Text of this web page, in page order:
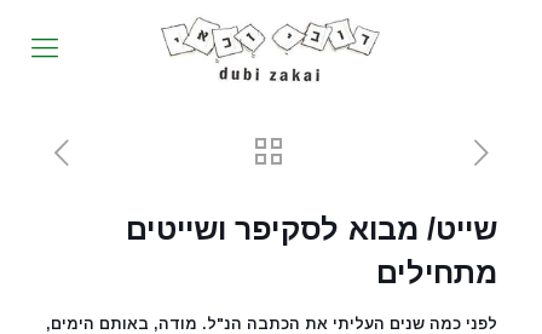
שייט/ מבוא לסקיפר ושייטים
מתחילים
לפני כמה שנים העליתי את הכתבה הנ"ל. מודה, באותם הימים,